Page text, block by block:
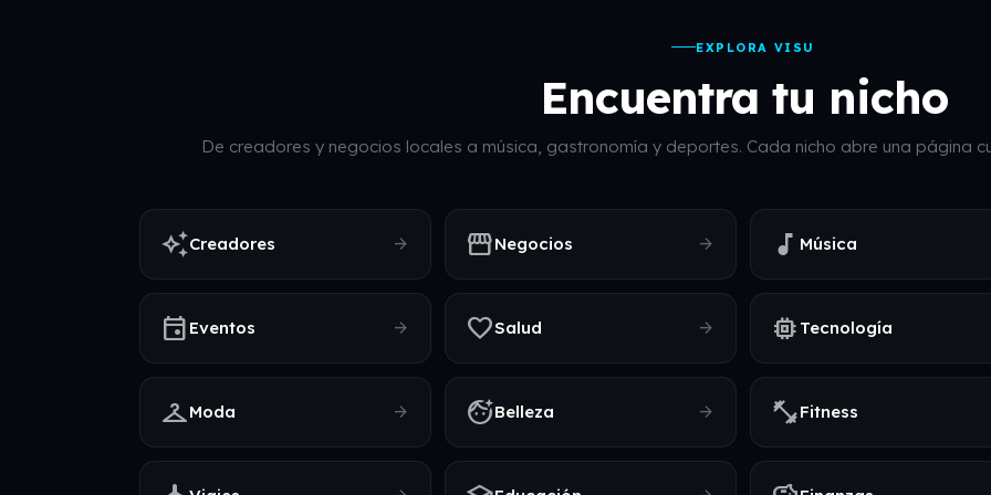
EXPLORA VISU
Encuentra tu nicho
De creadores y negocios locales a música, gastronomía y deportes. Cada nicho abre una página
auto_awesomeCreadores arrow_forward storefrontNegocios arrow_forward music_note Música
event Eventos arrow_forward favoriteSalud arrow_forward memory Tecnología
checkroomModa arrow_forward face_retouching_naturalBelleza arrow_forward fitness_centerFitness